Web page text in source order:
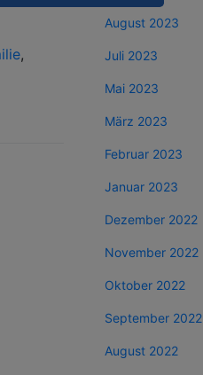
,
August 2023
Juli 2023
Mai 2023
März 2023
Februar 2023
Januar 2023
Dezember 2022
November 2022
Oktober 2022
September 2022
August 2022